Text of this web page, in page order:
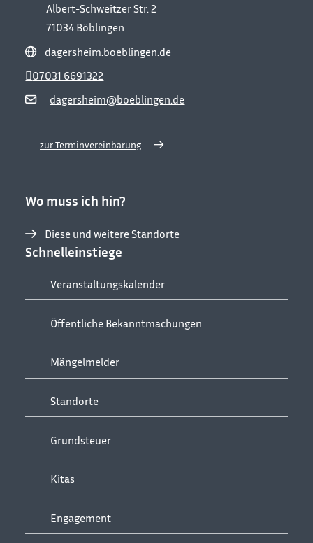
Albert-Schweitzer Str. 2
71034 Böblingen
dagersheim.boeblingen.de
dagersheim@boeblingen.de
07031 6691322
zur Terminvereinbarung
Wo muss ich hin?
Diese und weitere Standorte
Schnelleinstiege
Veranstaltungskalender
Öffentliche Bekanntmachungen
Mängelmelder
Standorte
Grundsteuer
Kitas
Engagement